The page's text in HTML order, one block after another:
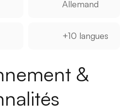
Allemand
+10 langues
&